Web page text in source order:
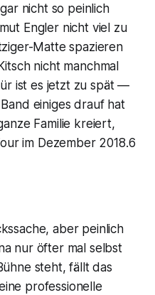
nicht so peinlich
Engler nicht viel zu
Matte spazieren
nicht manchmal
ist es jetzt zu spät —
einiges drauf hat
Familie kreiert,
im Dezember 2018.6
aber peinlich
nur öfter mal selbst
steht, fällt das
professionelle